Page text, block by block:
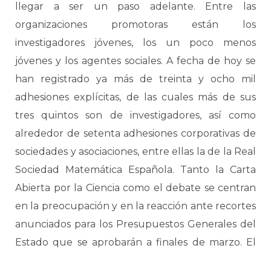
llegar a ser un paso adelante. Entre las
organizaciones promotoras están los
investigadores jóvenes, los un poco menos
jóvenes y los agentes sociales. A fecha de hoy se
han registrado ya más de treinta y ocho mil
adhesiones explícitas, de las cuales más de sus
tres quintos son de investigadores, así como
alrededor de setenta adhesiones corporativas de
sociedades y asociaciones, entre ellas la de la Real
Sociedad Matemática Española. Tanto la Carta
Abierta por la Ciencia como el debate se centran
en la preocupación y en la reacción ante recortes
anunciados para los Presupuestos Generales del
Estado que se aprobarán a finales de marzo. El